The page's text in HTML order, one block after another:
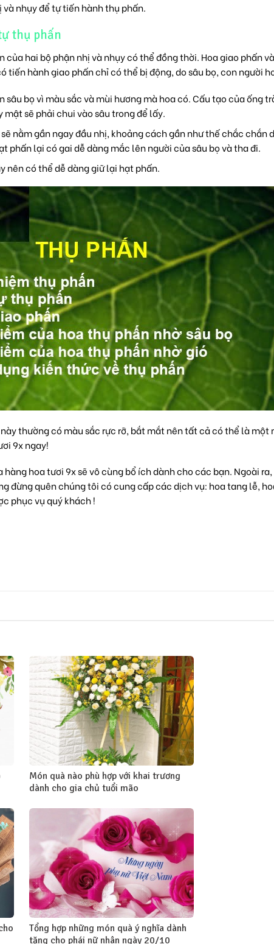
nhụy để tự tiến hành thụ phấn.
thụ phấn
hai bộ phận nhị và nhụy có thể đồng thời. Hoa giao phấn
tiến hành giao phấn chỉ có thể bị động, do sâu bọ, con người
bọ vì màu sắc và mùi hương mà hoa có. Cấu tạo của ống
mật sẽ phải chui vào sâu trong để lấy.
nằm gần ngay đầu nhị, khoảng cách gần như thế chắc chắn
phấn lại có gai dễ dàng mắc lên người của sâu bọ và tha đi.
nên có thể dễ dàng giữ lại hạt phấn.
thường có màu sắc rực rỡ, bắt mắt nên tất cả có thể là một
9x ngay!
hoa tươi 9x sẽ vô cùng bổ ích dành cho các bạn. Ngoài
đừng quên chúng tôi có cung cấp các dịch vụ: hoa tang lễ,
phục vụ quý khách !
Món quà nào phù hợp với khai trương
dành cho gia chủ tuổi mão
Tổng hợp những món quà ý nghĩa dành
tặng cho phái nữ nhân ngày 20/10